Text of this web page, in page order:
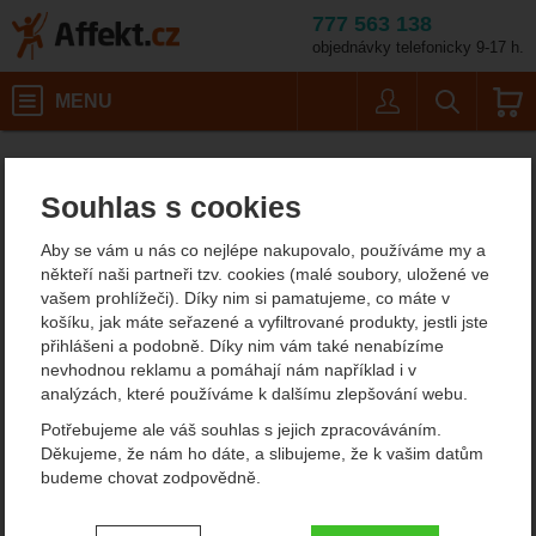
Souhlas s cookies
Aby se vám u nás co nejlépe nakupovalo, používáme my a
někteří naši partneři tzv. cookies (malé soubory, uložené ve
vašem prohlížeči). Díky nim si pamatujeme, co máte v
košíku, jak máte seřazené a vyfiltrované produkty, jestli jste
přihlášeni a podobně. Díky nim vám také nenabízíme
nevhodnou reklamu a pomáhají nám například i v
analýzách, které používáme k dalšímu zlepšování webu.
Potřebujeme ale váš souhlas s jejich zpracováváním.
Děkujeme, že nám ho dáte, a slibujeme, že k vašim datům
budeme chovat zodpovědně.
Nastavení souhlasů s kategoriemi
777 563 138
objednávky telefonicky 9-17 h.
MENU
Barva: atlantic-ink
Deuter AC Lite 16
Fotografie